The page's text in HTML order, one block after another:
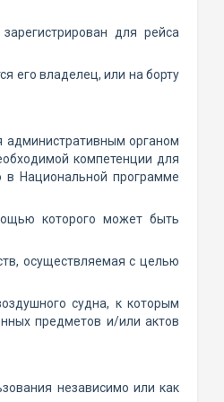
для рейса
его владелец, или на борту
административным органом
компетенции для
в Национальной программе
которого может быть
осуществляемая с целью
судна, к которым
предметов и/или актов
независимо или как